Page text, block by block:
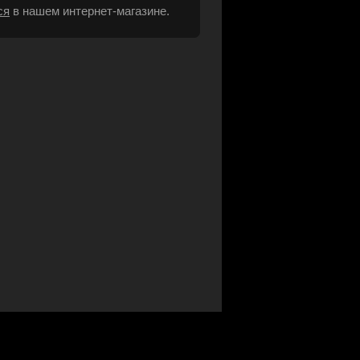
в нашем интернет-магазине.